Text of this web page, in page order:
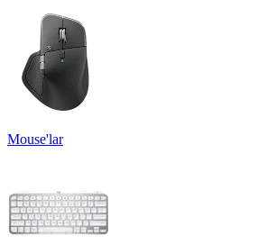
Mouse'lar